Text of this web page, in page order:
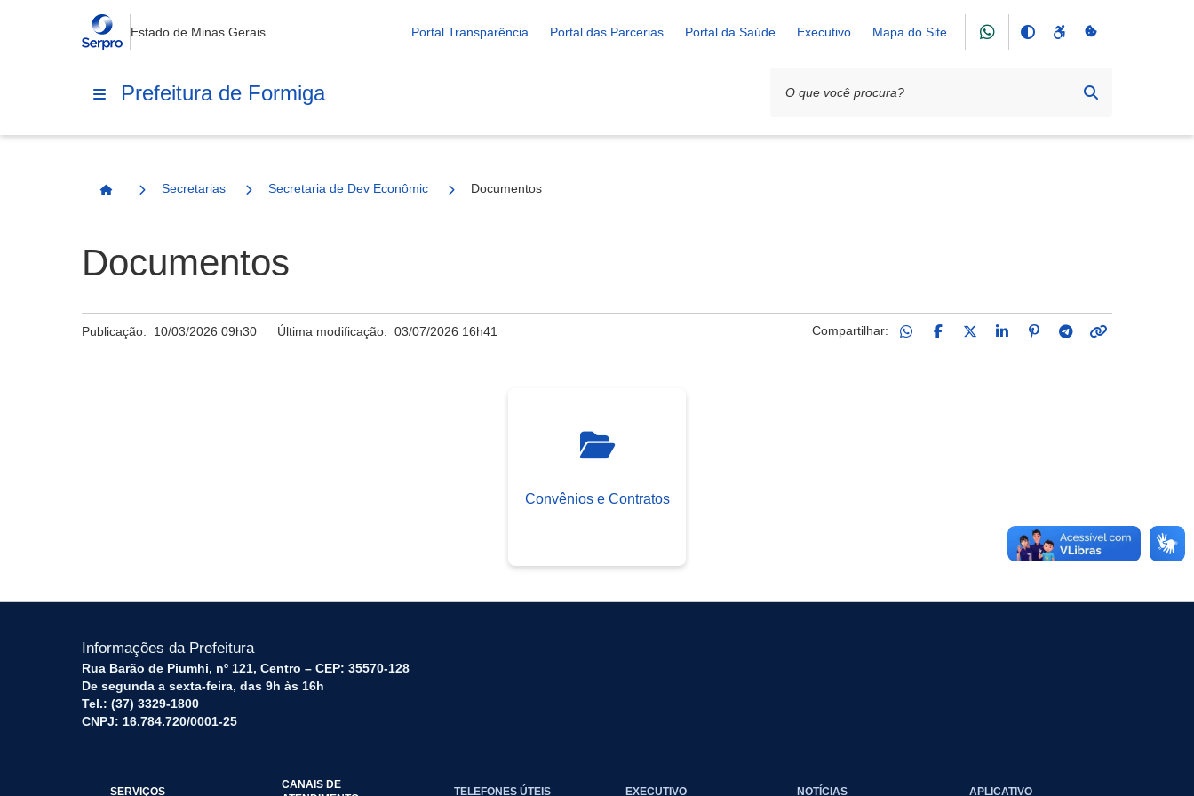
Estado de Minas Gerais Portal Transparência Portal das Parcerias Portal da Saúde Executivo Mapa do Site
Prefeitura de Formiga
Página Inicial
Secretarias Secretaria de Dev Econômico e RuralDocumentos
Documentos
Publicação: 10/03/2026 09h30 Última modificação:03/07/2026 16h41 Compartilhar:
Convênios e Contratos
Informações da Prefeitura
Rua Barão de Piumhi, nº 121, Centro – CEP: 35570-128
De segunda a sexta-feira, das 9h às 16h
Tel.: (37) 3329-1800
CNPJ: 16.784.720/0001-25
SERVIÇOS
CANAIS DE
TELEFONES ÚTEIS EXECUTIVO NOTÍCIAS APLICATIVO